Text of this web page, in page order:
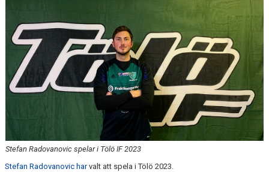
KONTAKT
Stefan Radovanovic spelar i Tölö IF 2023
Stefan Radovanovic harvalt att spela i Tölö 2023.